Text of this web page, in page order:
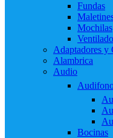
Fundas
Mochilas
Adaptadores y
Alambrica
Audio
Bocinas